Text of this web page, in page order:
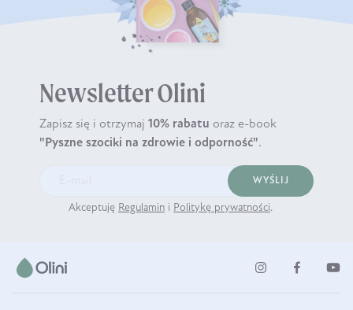
Newsletter Olini
Zapisz się i otrzymaj 10% rabatu oraz e-book
"Pyszne szociki na zdrowie i odporność".
WYŚLIJ
Akceptuję Regulamin i Politykę prywatności.